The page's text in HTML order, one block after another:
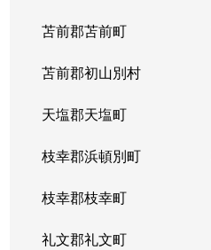
苫前郡苫前町
苫前郡初山別村
天塩郡天塩町
枝幸郡浜頓別町
枝幸郡枝幸町
礼文郡礼文町